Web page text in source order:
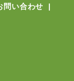
問い合わせ